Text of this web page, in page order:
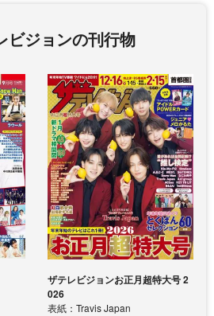
ビジョンの刊行物
ザテレビジョンお正月超特大号 2
026
表紙：Travis Japan